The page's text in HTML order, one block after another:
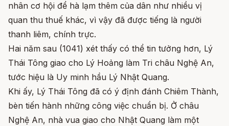
nhân cơ hội để hà lạm thêm của dân như nhiều vị
quan thu thuế khác, vì vậy đã được tiếng là người
thanh liêm, chính trực.
Hai năm sau (1041) xét thấy có thể tin tưởng hơn, Lý
Thái Tông giao cho Lý Hoảng làm Tri châu Nghệ An,
tước hiệu là Uy minh hầu Lý Nhật Quang.
Khi ấy, Lý Thái Tông đã có ý định đánh Chiêm Thành,
bèn tiến hành những công việc chuẩn bị. Ở châu
Nghệ An, nhà vua giao cho Nhật Quang làm một